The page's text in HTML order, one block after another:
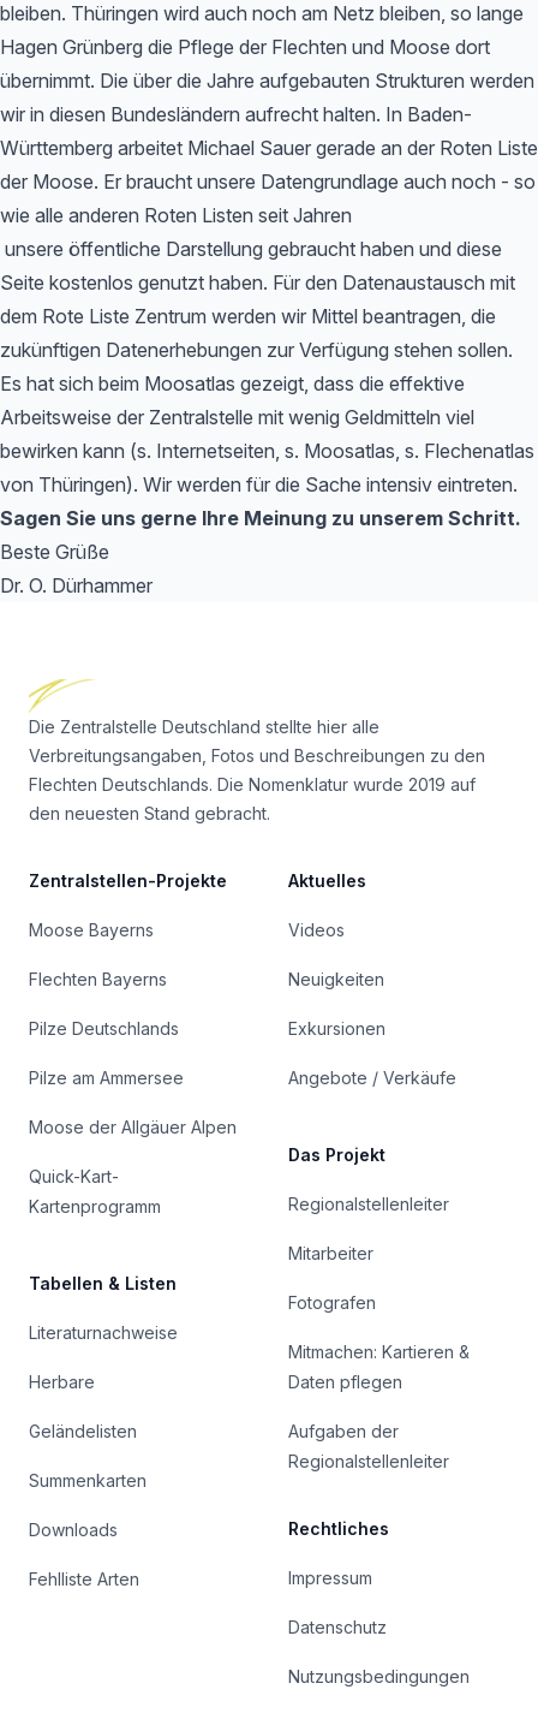
bleiben. Thüringen wird auch noch am Netz bleiben, so lange
Hagen Grünberg die Pflege der Flechten und Moose dort
übernimmt. Die über die Jahre aufgebauten Strukturen werden
wir in diesen Bundesländern aufrecht halten. In Baden-
Württemberg arbeitet Michael Sauer gerade an der Roten Liste
der Moose. Er braucht unsere Datengrundlage auch noch - so
wie alle anderen Roten Listen seit Jahren
unsere öffentliche Darstellung gebraucht haben und diese
Seite kostenlos genutzt haben. Für den Datenaustausch mit
dem Rote Liste Zentrum werden wir Mittel beantragen, die
zukünftigen Datenerhebungen zur Verfügung stehen sollen.
Es hat sich beim Moosatlas gezeigt, dass die effektive
Arbeitsweise der Zentralstelle mit wenig Geldmitteln viel
bewirken kann (s. Internetseiten, s. Moosatlas, s. Flechenatlas
von Thüringen). Wir werden für die Sache intensiv eintreten.
Sagen Sie uns gerne Ihre Meinung zu unserem Schritt.
Beste Grüße
Dr. O. Dürhammer
Die Zentralstelle Deutschland stellte hier alle
Verbreitungsangaben, Fotos und Beschreibungen zu den
Flechten Deutschlands. Die Nomenklatur wurde 2019 auf
den neuesten Stand gebracht.
Zentralstellen-Projekte
Moose Bayerns
Flechten Bayerns
Pilze Deutschlands
Pilze am Ammersee
Moose der Allgäuer Alpen
Quick-Kart-
Kartenprogramm
Tabellen & Listen
Literaturnachweise
Herbare
Geländelisten
Summenkarten
Downloads
Fehlliste Arten
Aktuelles
Videos
Neuigkeiten
Exkursionen
Angebote / Verkäufe
Das Projekt
Regionalstellenleiter
Mitarbeiter
Fotografen
Mitmachen: Kartieren &
Daten pflegen
Aufgaben der
Regionalstellenleiter
Rechtliches
Impressum
Datenschutz
Nutzungsbedingungen